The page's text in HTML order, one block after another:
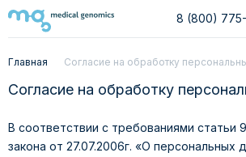
8 (800)
Главная Согласие на обработку
Согласие на обработку
В соответствии с требованиями статьи
закона от 27.07.2006г. «О персональных